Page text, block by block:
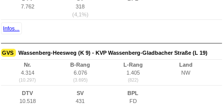
7.762
318
(4,1%)
Infos...
GVS Wassenberg-Heesweg (K 9) - KVP Wassenberg-Gladbacher Straße (L 19)
Nr.
4.314
(10.297)
B-Rang
6.076
(3.695)
L-Rang
1.405
(822)
Land
NW
DTV
10.518
SV
431
BPL
FD